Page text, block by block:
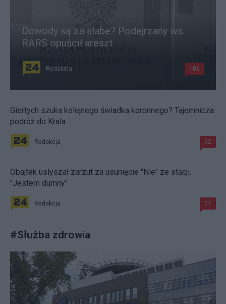
Dowody są za słabe? Podejrzany ws.
RARS opuścił areszt
Redakcja 106
Giertych szuka kolejnego świadka koronnego? Tajemnicza
podróż do Krala
Redakcja 52
Obajtek usłyszał zarzut za usunięcie "Nie" ze stacji.
"Jestem dumny"
Redakcja 77
#Służba zdrowia